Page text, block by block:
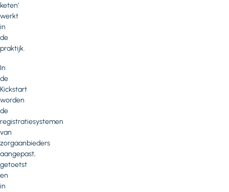
keten’
werkt
in
de
praktijk.
In
de
Kickstart
worden
de
registratiesystemen
van
zorgaanbieders
aangepast,
getoetst
en
in